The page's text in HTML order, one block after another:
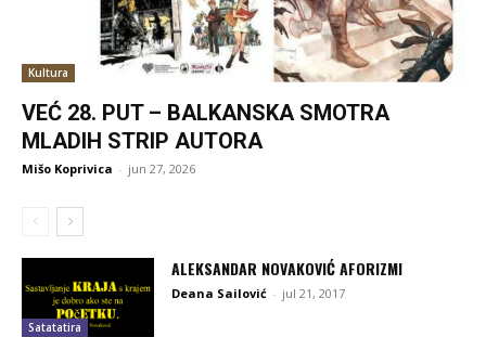
Kultura
VEĆ 28. PUT – BALKANSKA SMOTRA
MLADIH STRIP AUTORA
Mišo Koprivica - jun 27, 2026
Satatatira
ALEKSANDAR NOVAKOVIĆ AFORIZMI
Deana Sailović - jul 21, 2017